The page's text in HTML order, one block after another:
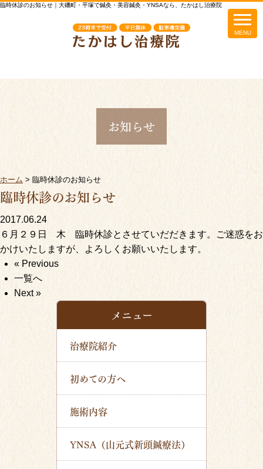
臨時休診のお知らせ｜大磯町・平塚で鍼灸・美容鍼灸・YNSAなら、たかはし治療院
お知らせ
ホーム > 臨時休診のお知らせ
臨時休診のお知らせ
2017.06.24
６月２９日 木 臨時休診とさせていだだきます。ご迷惑をお
かけいたしますが、よろしくお願いいたします。
« Previous
一覧へ
Next »
メニュー
治療院紹介
初めての方へ
施術内容
YNSA（山元式新頭鍼療法）